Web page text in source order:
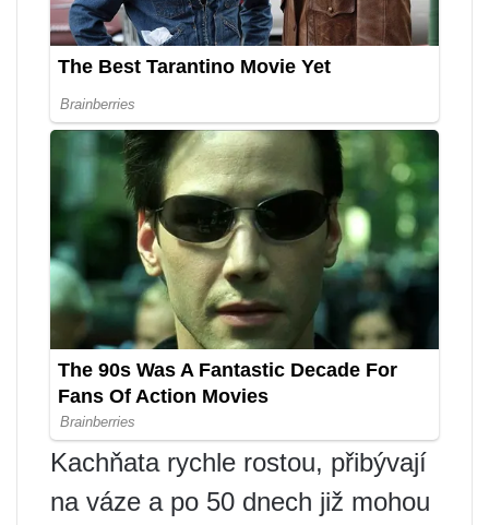
Kachňata rychle rostou, přibývají
na váze a po 50 dnech již mohou